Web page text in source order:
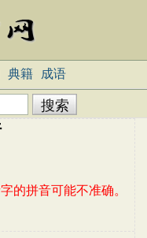
典籍 成语
的拼音可能不准确。